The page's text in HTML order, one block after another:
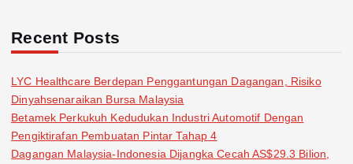
Recent Posts
LYC Healthcare Berdepan Penggantungan Dagangan, Risiko
Dinyahsenaraikan Bursa Malaysia
Betamek Perkukuh Kedudukan Industri Automotif Dengan
Pengiktirafan Pembuatan Pintar Tahap 4
Dagangan Malaysia-Indonesia Dijangka Cecah AS$29.3 Bilion,